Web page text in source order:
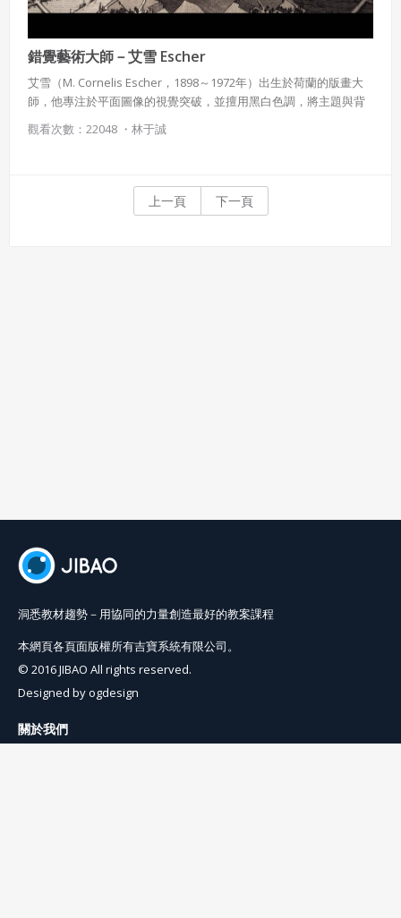
錯覺藝術大師－艾雪 Escher
艾雪（M. Cornelis Escher，1898～1972年）出生於荷蘭的版畫大
師，他專注於平面圖像的視覺突破，並擅用黑白色調，將主題與背
景加以對換(錯視)，使作品充滿矛盾的空間感和想像力。
觀看次數：22048 ・ 林于誠
上一頁 下一頁
洞悉教材趨勢－用協同的力量創造最好的教案課程
本網頁各頁面版權所有吉寶系統有限公司。
© 2016 JIBAO All rights reserved.
Designed byogdesign
關於我們